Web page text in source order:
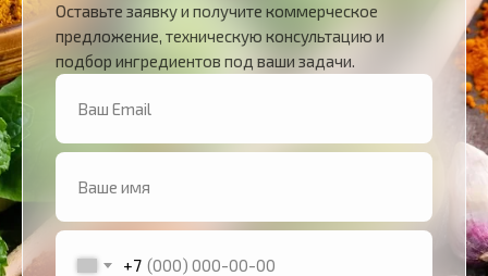
Оставьте заявку и получите коммерческое
предложение, техническую консультацию и
подбор ингредиентов под ваши задачи.
+7